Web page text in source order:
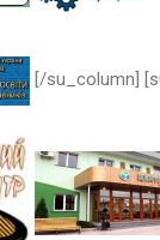
[/su_column]